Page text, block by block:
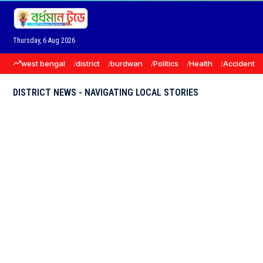
Thursday, 6 Aug 2026
west bengal district burdwan Politics Health Accident
DISTRICT NEWS - NAVIGATING LOCAL STORIES